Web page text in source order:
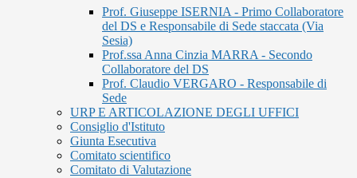
Prof. Giuseppe ISERNIA - Primo Collaboratore
del DS e Responsabile di Sede staccata (Via
Sesia)
Prof.ssa Anna Cinzia MARRA - Secondo
Collaboratore del DS
Prof. Claudio VERGARO - Responsabile di
Sede
URP E ARTICOLAZIONE DEGLI UFFICI
Consiglio d'Istituto
Giunta Esecutiva
Comitato scientifico
Comitato di Valutazione